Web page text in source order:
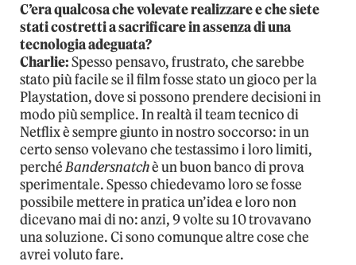
C’era qualcosa che volevate realizzare e che siete
stati costretti a sacrificare in assenza di una
tecnologia adeguata?
Charlie:Spesso pensavo, frustrato, che sarebbe
stato più facile se il film fosse stato un gioco per la
Playstation, dove si possono prendere decisioni in
modo più semplice. In realtà il team tecnico di
Netflix è sempre giunto in nostro soccorso: in un
certo senso volevano che testassimo i loro limiti,
perchéBandersnatchè un buon banco di prova
sperimentale. Spesso chiedevamo loro se fosse
possibile mettere in pratica un’idea e loro non
dicevano mai di no: anzi, 9 volte su 10 trovavano
una soluzione. Ci sono comunque altre cose che
avrei voluto fare.